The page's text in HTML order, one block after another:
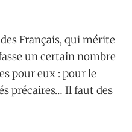
Français, qui mérite
un certain nombre
pour eux : pour le
précaires… Il faut des